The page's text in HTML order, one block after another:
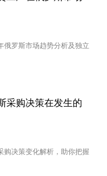
俄罗斯市场趋势分析及独立
采购决策在发生的
购决策变化解析，助你把握